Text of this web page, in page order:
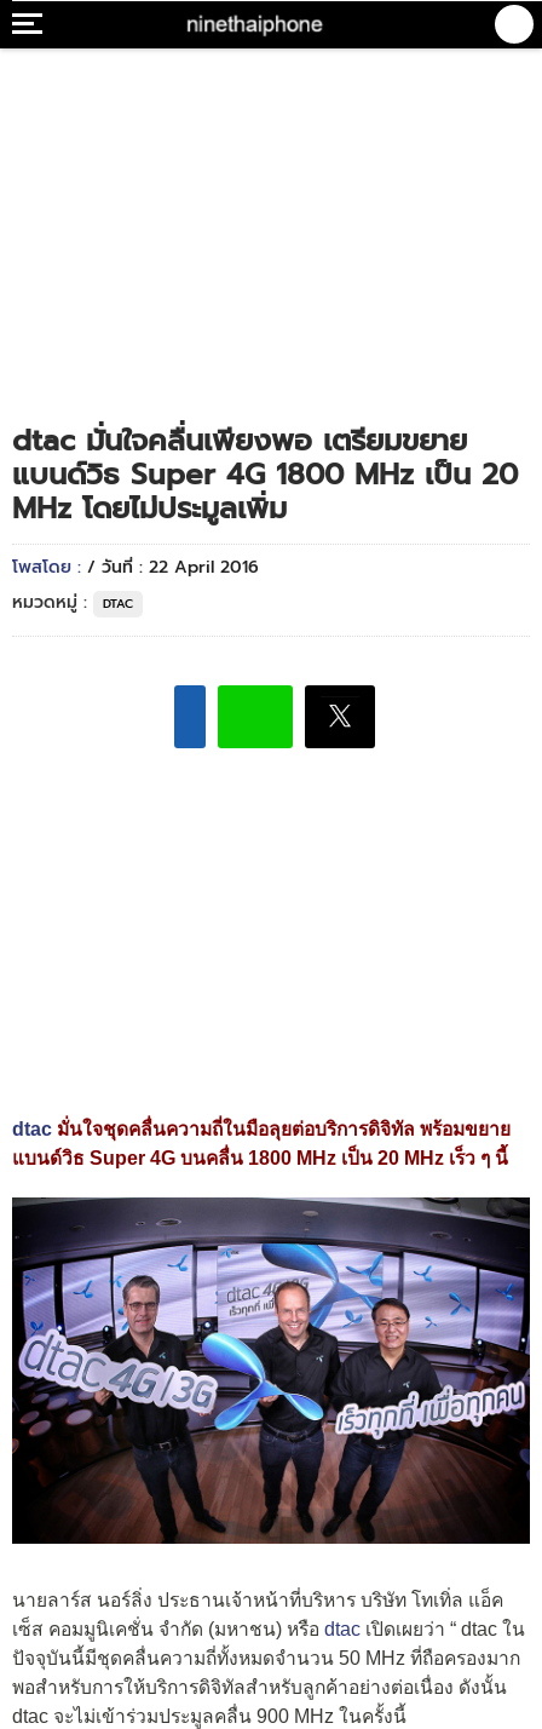
dtac มั่นใจคลื่นเพียงพอ เตรียมขยาย
แบนด์วิธ Super 4G 1800 MHz เป็น 20
MHz โดยไม่ประมูลเพิ่ม
โพสโดย : / วันที่ : 22 April 2016
หมวดหมู่ :
DTAC
dtac มั่นใจชุดคลื่นความถี่ในมือลุยต่อบริการดิจิทัล พร้อมขยาย
แบนด์วิธ Super 4G บนคลื่น 1800 MHz เป็น 20 MHz เร็ว ๆ นี้
นายลาร์ส นอร์ลิ่ง ประธานเจ้าหน้าที่บริหาร บริษัท โทเทิ่ล แอ็ค
เซ็ส คอมมูนิเคชั่น จำกัด (มหาชน) หรือ dtac เปิดเผยว่า “ dtac ใน
ปัจจุบันนี้มีชุดคลื่นความถี่ทั้งหมดจำนวน 50 MHz ที่ถือครองมาก
พอสำหรับการให้บริการดิจิทัลสำหรับลูกค้าอย่างต่อเนื่อง ดังนั้น
dtac จะไม่เข้าร่วมประมูลคลื่น 900 MHz ในครั้งนี้